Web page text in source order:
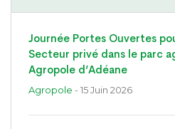
Journée Portes Ouvertes
Secteur privé dans le parc
Agropole d’Adéane
Agropole - 15 Juin 2026